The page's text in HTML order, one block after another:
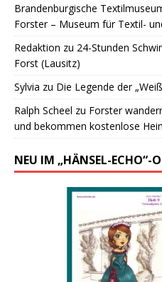
Brandenburgische
Forster – Museum für Textil-
Redaktion zu 24-Stunden
Forst (Lausitz)
Sylvia zu Die Legende der
Ralph Scheel zu Forster
und bekommen kostenlose
NEU IM „HÄNSEL-ECHO“-